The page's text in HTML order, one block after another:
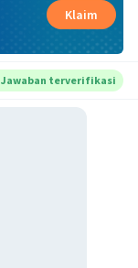
Klaim
Jawaban terverifikasi